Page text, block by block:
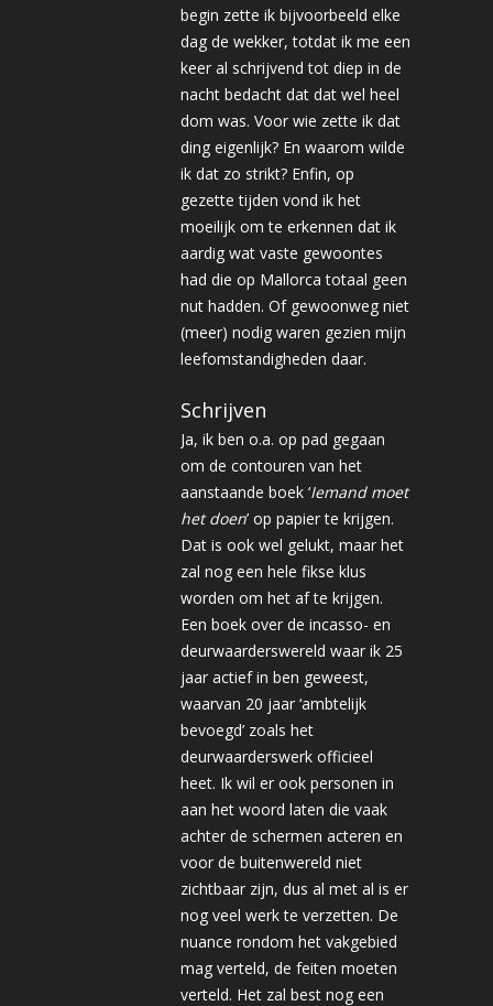
begin zette ik bijvoorbeeld elke
dag de wekker, totdat ik me een
keer al schrijvend tot diep in de
nacht bedacht dat dat wel heel
dom was. Voor wie zette ik dat
ding eigenlijk? En waarom wilde
ik dat zo strikt? Enfin, op
gezette tijden vond ik het
moeilijk om te erkennen dat ik
aardig wat vaste gewoontes
had die op Mallorca totaal geen
nut hadden. Of gewoonweg niet
(meer) nodig waren gezien mijn
leefomstandigheden daar.
Schrijven
Ja, ik ben o.a. op pad gegaan
om de contouren van het
aanstaande boek ‘Iemand moet
het doen’ op papier te krijgen.
Dat is ook wel gelukt, maar het
zal nog een hele fikse klus
worden om het af te krijgen.
Een boek over de incasso- en
deurwaarderswereld waar ik 25
jaar actief in ben geweest,
waarvan 20 jaar ‘ambtelijk
bevoegd’ zoals het
deurwaarderswerk officieel
heet. Ik wil er ook personen in
aan het woord laten die vaak
achter de schermen acteren en
voor de buitenwereld niet
zichtbaar zijn, dus al met al is er
nog veel werk te verzetten. De
nuance rondom het vakgebied
mag verteld, de feiten moeten
verteld. Het zal best nog een